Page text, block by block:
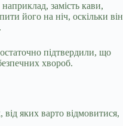
замість кави,
його на ніч, оскільки він
підтвердили, що
хвороб.
яких варто відмовитися,